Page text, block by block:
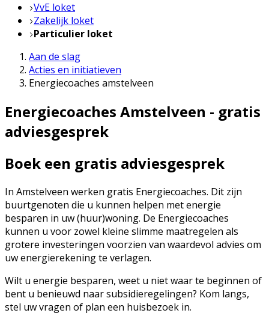
VvE loket
Zakelijk loket
Particulier loket
Aan de slag
Acties en initiatieven
Energiecoaches amstelveen
Energiecoaches Amstelveen - gratis
adviesgesprek
Boek een gratis adviesgesprek
In Amstelveen werken gratis Energiecoaches. Dit zijn
buurtgenoten die u kunnen helpen met energie
besparen in uw (huur)woning. De Energiecoaches
kunnen u voor zowel kleine slimme maatregelen als
grotere investeringen voorzien van waardevol advies om
uw energierekening te verlagen.
Wilt u energie besparen, weet u niet waar te beginnen of
bent u benieuwd naar subsidieregelingen? Kom langs,
stel uw vragen of plan een huisbezoek in.